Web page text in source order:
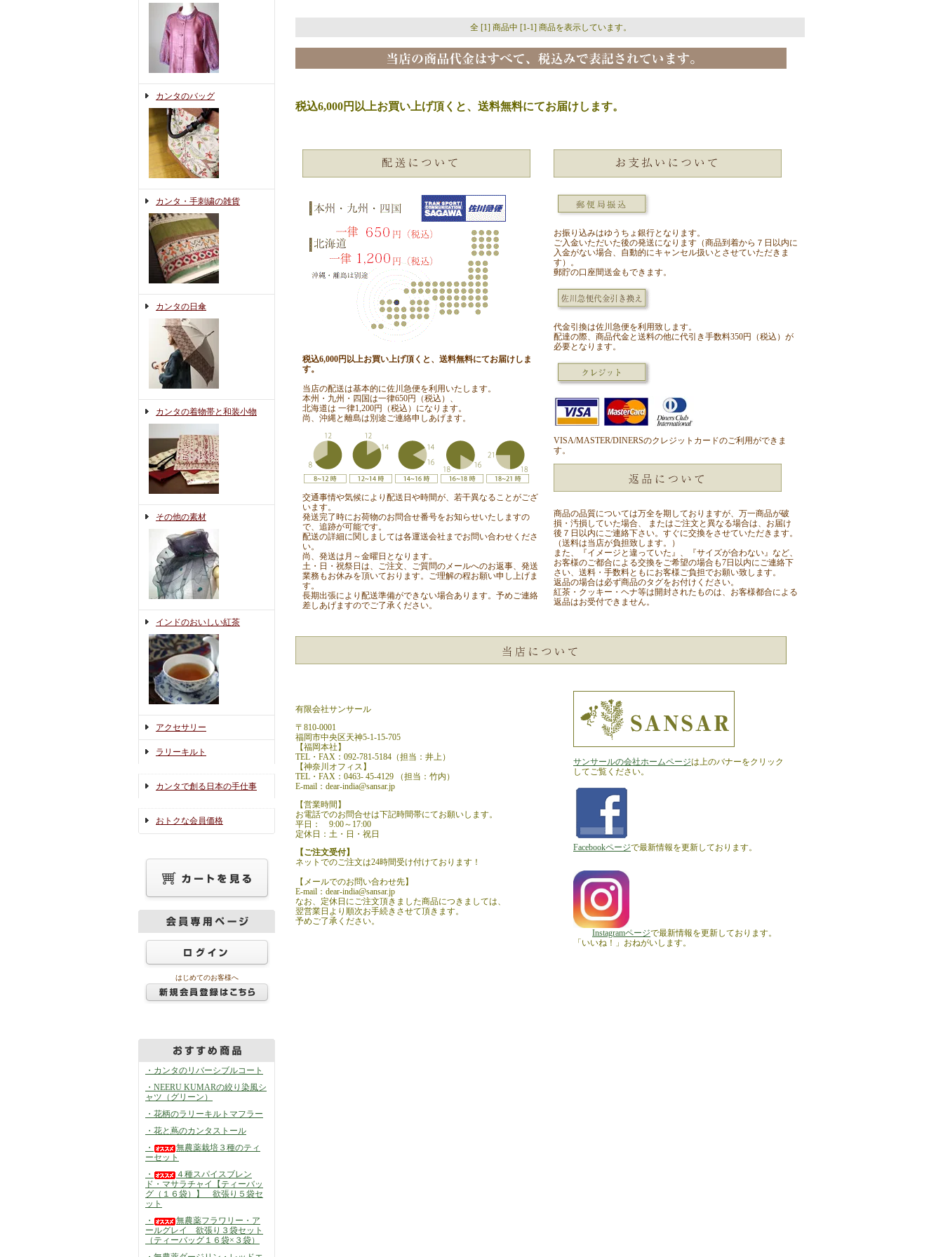
カンタのバッグ
カンタ・手刺繍の雑貨
カンタの日傘
カンタの着物帯と和装小物
その他の素材
インドのおいしい紅茶
アクセサリー
ラリーキルト
カンタで創る日本の手仕事
おトクな会員価格
はじめてのお客様へ
・カンタのリバーシブルコート
・NEERU KUMARの絞り染風シ
ャツ（グリーン）
・花柄のラリーキルトマフラー
・花と蔦のカンタストール
・
無農薬栽培３種のティ
ーセット
・
４種スパイスブレン
ド・マサラチャイ【ティーバッ
グ（１６袋）】 欲張り５袋セ
ット
・
無農薬フラワリー・ア
ールグレイ 欲張り３袋セット
（ティーバッグ１６袋×３袋）
全 [1] 商品中 [1-1] 商品を表示しています。
税込6,000円以上お買い上げ頂くと、送料無料にてお届けします。
税込6,000円以上お買い上げ頂くと、送料無料にてお届けしま
す。
当店の配送は基本的に佐川急便を利用いたします。
本州・九州・四国は一律650円（税込）、
北海道は 一律1,200円（税込）になります。
尚、沖縄と離島は別途ご連絡申しあげます。
交通事情や気候により配送日や時間が、若干異なることがござ
います。
発送完了時にお荷物のお問合せ番号をお知らせいたしますの
で、追跡が可能です。
配送の詳細に関しましては各運送会社までお問い合わせくださ
い。
尚、発送は月～金曜日となります。
土・日・祝祭日は、ご注文、ご質問のメールへのお返事、発送
業務もお休みを頂いております。ご理解の程お願い申し上げま
す。
長期出張により配送準備ができない場合あります。予めご連絡
差しあげますのでご了承ください。
お振り込みはゆうちょ銀行となります。
ご入金いただいた後の発送になります（商品到着から７日以内に
入金がない場合、自動的にキャンセル扱いとさせていただきま
す）。
郵貯の口座間送金もできます。
代金引換は佐川急便を利用致します。
配達の際、商品代金と送料の他に代引き手数料350円（税込）が
必要となります。
VISA/MASTER/DINERSのクレジットカードのご利用ができま
す。
商品の品質については万全を期しておりますが、万一商品が破
損・汚損していた場合、 またはご注文と異なる場合は、お届け
後７日以内にご連絡下さい。すぐに交換をさせていただきます。
（送料は当店が負担致します。）
また、『イメージと違っていた』、『サイズが合わない』など、
お客様のご都合による交換をご希望の場合も7日以内にご連絡下
さい、送料・手数料ともにお客様ご負担でお願い致します。
返品の場合は必ず商品のタグをお付けください。
紅茶・クッキー・ヘナ等は開封されたものは、お客様都合による
返品はお受付できません。
有限会社サンサール
〒810-0001
福岡市中央区天神5-1-15-705
【福岡本社】
TEL・FAX：092-781-5184（担当：井上）
【神奈川オフィス】
TEL・FAX：0463- 45-4129 （担当：竹内）
E-mail： dear-india@sansar.jp
【営業時間】
お電話でのお問合せは下記時間帯にてお願いします。
平日： 9:00～17:00
定休日：土・日・祝日
【ご注文受付】
ネットでのご注文は24時間受け付けております！
【メールでのお問い合わせ先】
E-mail： dear-india@sansar.jp
なお、定休日にご注文頂きました商品につきましては、
翌営業日より順次お手続きさせて頂きます。
予めご了承ください。
サンサールの会社ホームページは上のバナーをクリック
してご覧ください。
Facebookページで最新情報を更新しております。
Instagramページで最新情報を更新しております。
「いいね！」おねがいします。